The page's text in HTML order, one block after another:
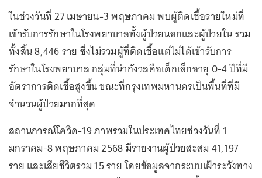
ในช่วงวันที่ 27 เมษายน-3 พฤษภาคม พบผู้ติดเชื้อรายใหม่ที่
เข้ารับการรักษาในโรงพยาบาลทั้งผู้ป่วยนอกและผู้ป่วยใน รวม
ทั้งสิ้น 8,446 ราย ซึ่งไม่รวมผู้ที่ติดเชื้อแต่ไม่ได้เข้ารับการ
รักษาในโรงพยาบาล กลุ่มที่น่ากังวลคือเด็กเล็กอายุ 0-4 ปีที่มี
อัตราการติดเชื้อสูงขึ้น ขณะที่กรุงเทพมหานครเป็นพื้นที่ที่มี
จำนวนผู้ป่วยมากที่สุด
สถานการณ์โควิด-19 ภาพรวมในประเทศไทยช่วงวันที่ 1
มกราคม-8 พฤษภาคม 2568 มีรายงานผู้ป่วยสะสม 41,197
ราย และเสียชีวิตรวม 15 ราย โดยข้อมูลจากระบบเฝ้าระวังทาง